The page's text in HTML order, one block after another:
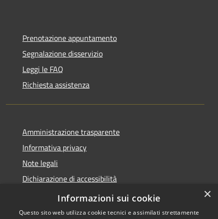
Prenotazione appuntamento
Segnalazione disservizio
Leggi le FAQ
Richiesta assistenza
Amministrazione trasparente
Informativa privacy
Note legali
Dichiarazione di accessibilità
Feedback accessibilità
×
Informazioni sui cookie
Questo sito web utilizza cookie tecnici e assimilati strettamente